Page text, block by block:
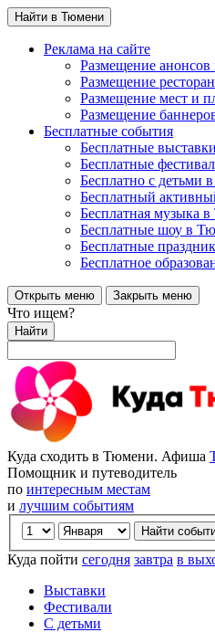
Найти в Тюмени
Реклама на сайте
Размещение анонсов
Размещение
Размещение мест и
Размещение
Бесплатные события
Бесплатные
Бесплатные
Бесплатно с детьми
Бесплатный
Бесплатная музыка
Бесплатные шоу в
Бесплатные
Бесплатное
Открыть меню Закрыть меню
Что ищем?
Найти
Куда сходить в Тюмени. Афиша
Помощник и путеводитель
по интересным местам
и лучшим событиям
Куда пойти сегодня завтра в
Выставки
Фестивали
С детьми